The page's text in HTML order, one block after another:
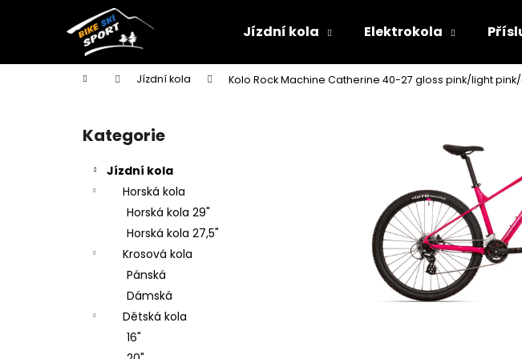
Jízdní kola Elektrokola
Domů Jízdní kola Kolo Rock Machine Catherine 40-27 gloss pink/light
Přeskočit
kategorie
Kategorie
Jízdní kola
Horská kola
Horská kola 29"
Horská kola 27,5"
Krosová kola
Pánská
Dámská
Dětská kola
16"
í
Zpět
do
Zpět
do
Co potřebujete